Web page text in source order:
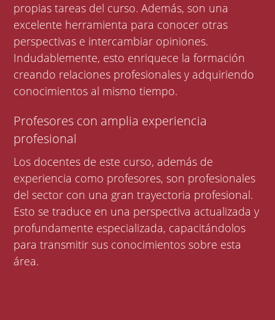
propias tareas del curso. Además, son una
excelente herramienta para conocer otras
perspectivas e intercambiar opiniones.
Indudablemente, esto enriquece la formación
creando relaciones profesionales y adquiriendo
conocimientos al mismo tiempo.
Profesores con amplia experiencia
profesional
Los docentes de este curso, además de
experiencia como profesores, son profesionales
del sector con una gran trayectoria profesional.
Esto se traduce en una perspectiva actualizada y
profundamente especializada, capacitándolos
para transmitir sus conocimientos sobre esta
área.